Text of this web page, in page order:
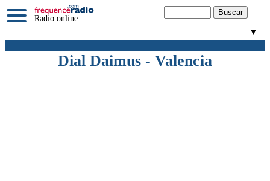
Radio online
▼
Dial Daimus - Valencia